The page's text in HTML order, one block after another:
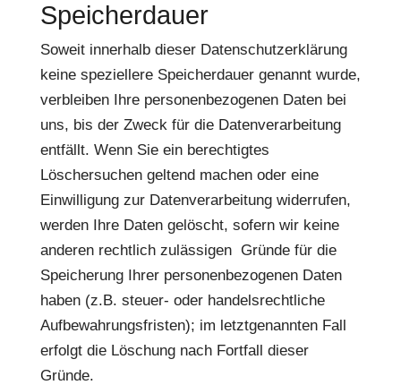
Speicherdauer
Soweit innerhalb dieser Datenschutzerklärung
keine speziellere Speicherdauer genannt wurde,
verbleiben Ihre personenbezogenen Daten bei
uns, bis der Zweck für die Datenverarbeitung
entfällt. Wenn Sie ein berechtigtes
Löschersuchen geltend machen oder eine
Einwilligung zur Datenverarbeitung widerrufen,
werden Ihre Daten gelöscht, sofern wir keine
anderen rechtlich zulässigen Gründe für die
Speicherung Ihrer personenbezogenen Daten
haben (z.B. steuer- oder handelsrechtliche
Aufbewahrungsfristen); im letztgenannten Fall
erfolgt die Löschung nach Fortfall dieser
Gründe.